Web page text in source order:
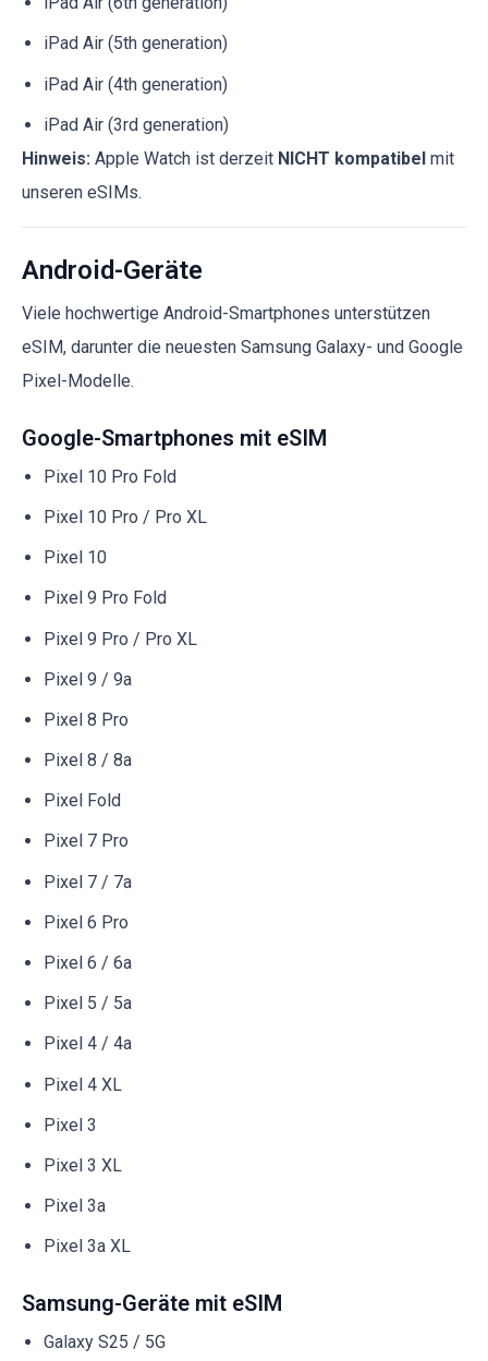
iPad Air (5th generation)
iPad Air (4th generation)
iPad Air (3rd generation)
Hinweis: Apple Watch ist derzeit NICHT kompatibel mit
unseren eSIMs.
Android-Geräte
Viele hochwertige Android-Smartphones unterstützen
eSIM, darunter die neuesten Samsung Galaxy- und Google
Pixel-Modelle.
Google-Smartphones mit eSIM
Pixel 10 Pro Fold
Pixel 10 Pro / Pro XL
Pixel 10
Pixel 9 Pro Fold
Pixel 9 Pro / Pro XL
Pixel 9 / 9a
Pixel 8 Pro
Pixel 8 / 8a
Pixel Fold
Pixel 7 Pro
Pixel 7 / 7a
Pixel 6 Pro
Pixel 6 / 6a
Pixel 5 / 5a
Pixel 4 / 4a
Pixel 4 XL
Pixel 3
Pixel 3 XL
Pixel 3a
Pixel 3a XL
Samsung-Geräte mit eSIM
Galaxy S25 / 5G